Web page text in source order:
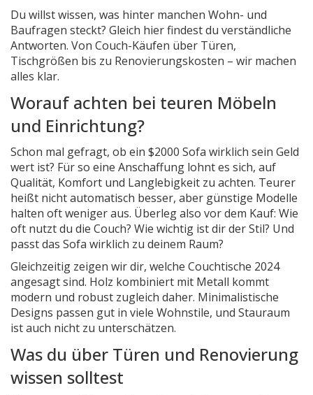
Du willst wissen, was hinter manchen Wohn- und
Baufragen steckt? Gleich hier findest du verständliche
Antworten. Von Couch-Käufen über Türen,
Tischgrößen bis zu Renovierungskosten – wir machen
alles klar.
Worauf achten bei teuren Möbeln
und Einrichtung?
Schon mal gefragt, ob ein $2000 Sofa wirklich sein Geld
wert ist? Für so eine Anschaffung lohnt es sich, auf
Qualität, Komfort und Langlebigkeit zu achten. Teurer
heißt nicht automatisch besser, aber günstige Modelle
halten oft weniger aus. Überleg also vor dem Kauf: Wie
oft nutzt du die Couch? Wie wichtig ist dir der Stil? Und
passt das Sofa wirklich zu deinem Raum?
Gleichzeitig zeigen wir dir, welche Couchtische 2024
angesagt sind. Holz kombiniert mit Metall kommt
modern und robust zugleich daher. Minimalistische
Designs passen gut in viele Wohnstile, und Stauraum
ist auch nicht zu unterschätzen.
Was du über Türen und Renovierung
wissen solltest